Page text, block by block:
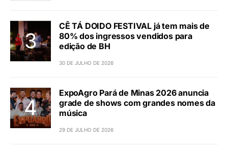
CÊ TÁ DOIDO FESTIVAL já tem mais de
80% dos ingressos vendidos para
edição de BH
30 DE JULHO DE 2026
ExpoAgro Pará de Minas 2026 anuncia
grade de shows com grandes nomes da
música
29 DE JULHO DE 2026